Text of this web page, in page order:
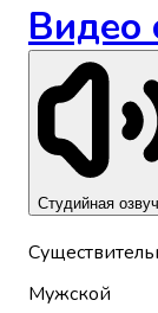
Видео
Студийная
Мужской